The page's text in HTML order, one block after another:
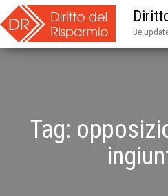
Be
Tag: